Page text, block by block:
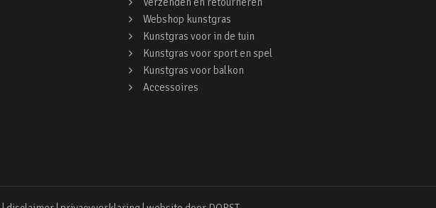
Webshop kunstgras
Kunstgras voor in de tuin
Kunstgras voor sport en spel
Kunstgras voor balkon
Accessoires